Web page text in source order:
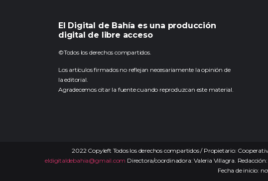
El Digital de Bahía es una producción
digital de libre acceso
©Todos los derechos compartidos.
Los artículos firmados no reflejan necesariamente la opinión de
la editorial.
Agradecemos citar la fuente cuando reproduzcan este material.
2022 Copyleft Todos los derechos compartidos / Propietario:
eldigitaldebahia@gmail.com Directora/coordinadora: Valeria Villagra.
Fecha de inicio: